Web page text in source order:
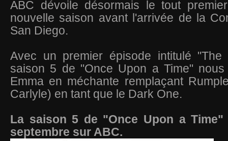
ABC dévoile désormais le tout
nouvelle saison avant l'arrivée de la
San Diego.
Avec un premier épisode intitulé
saison 5 de "Once Upon a Time"
Emma en méchante remplaçant
Carlyle) en tant que le Dark One.
La saison 5 de "Once Upon a Time"
septembre sur ABC.